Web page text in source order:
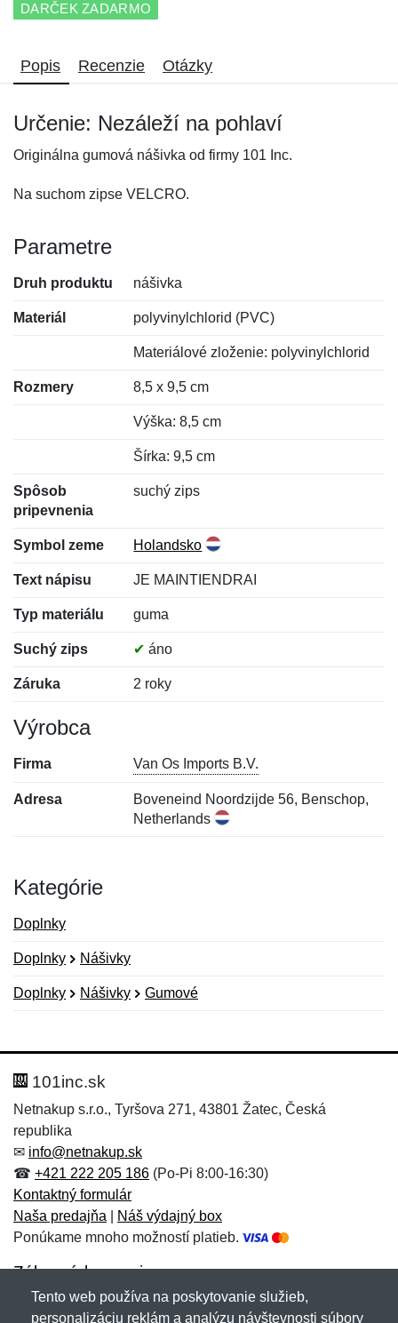
DARČEK ZADARMO
Popis Recenzie Otázky
Určenie: Nezáleží na pohlaví
Originálna gumová nášivka od firmy 101 Inc.
Na suchom zipse VELCRO.
Parametre
Druh produktu nášivka
Materiál polyvinylchlorid (PVC)
Materiálové zloženie: polyvinylchlorid
Rozmery 8,5 x 9,5 cm
Výška: 8,5 cm
Šírka: 9,5 cm
Spôsob
pripevnenia
suchý zips
Symbol zeme Holandsko
Text nápisu JE MAINTIENDRAI
Typ materiálu guma
Suchý zips ✔ áno
Záruka 2 roky
Výrobca
Firma Van Os Imports B.V.
Adresa
Boveneind Noordzijde 56, Benschop,
Netherlands
Kategórie
Doplnky
Doplnky Nášivky
Doplnky Nášivky Gumové
Hodnotenie:
Meno:*
E-mail:
Správa*
Meno:
E-mail:*
Správa*
101inc.sk
Netnakup s.r.o., Tyršova 271, 43801 Žatec, Česká
republika
✉ info@netnakup.sk
☎ +421 222 205 186 (Po-Pi 8:00-16:30)
Kontaktný formulár
Naša predajňa
Náš výdajný box
Ponúkame mnoho možností platieb.
Zákaznícky servis
Novinky emailom
Tento web používa na poskytovanie služieb,
personalizáciu reklám a analýzu návštevnosti súbory